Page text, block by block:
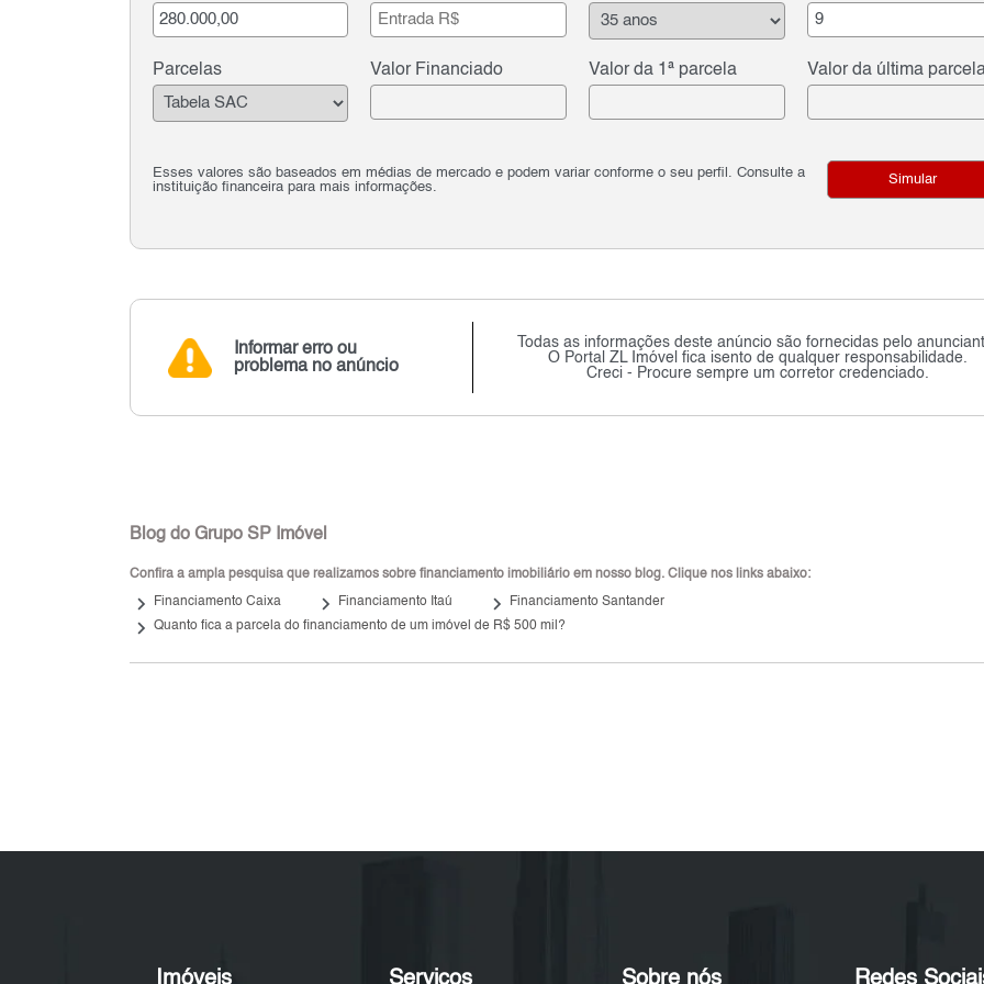
Parcelas Valor Financiado Valor da 1ª parcela Valor da última
Esses valores são baseados em médias de mercado e podem variar conforme o seu perfil. Consulte a
instituição financeira para mais informações.
Simular
Informar erro ou
problema no anúncio
Todas as informações deste anúncio são fornecidas pelo
O Portal ZL Imóvel fica isento de qualquer responsabilidade.
Creci - Procure sempre um corretor credenciado.
Blog do Grupo SP Imóvel
Confira a ampla pesquisa que realizamos sobre financiamento imobiliário em nosso blog. Clique nos links abaixo:
keyboard_arrow_right Financiamento Caixa keyboard_arrow_right Financiamento Itaú keyboard_arrow_right Financiamento Santander
keyboard_arrow_right Quanto fica a parcela do financiamento de um imóvel de R$ 500 mil?
Imóveis Serviços Sobre nós Redes